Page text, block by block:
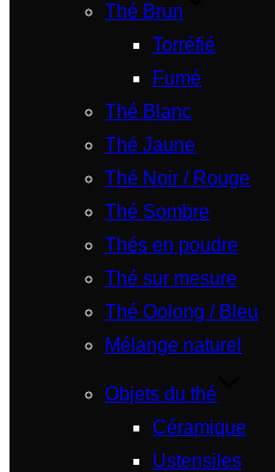
Thé Brun
Torréfié
Fumé
Thé Blanc
Thé Jaune
Thé Noir / Rouge
Thé Sombre
Thés en poudre
Thé sur mesure
Thé Oolong / Bleu
Mélange naturel
Objets du thé
Céramique
Ustensiles